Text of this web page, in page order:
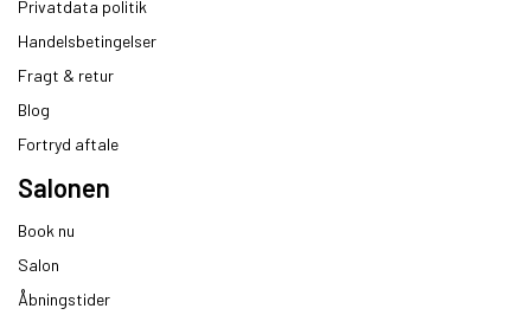
Privatdata politik
Handelsbetingelser
Fragt & retur
Blog
Fortryd aftale
Salonen
Book nu
Salon
Åbningstider